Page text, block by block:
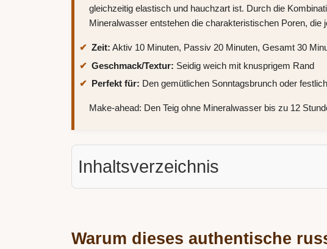
gleichzeitig elastisch und hauchzart ist. Durch die
Mineralwasser entstehen die charakteristischen Poren, die
Zeit: Aktiv 10 Minuten, Passiv 20 Minuten, Gesamt 30
Geschmack/Textur: Seidig weich mit knusprigem Rand
Perfekt für: Den gemütlichen Sonntagsbrunch oder
Make-ahead: Den Teig ohne Mineralwasser bis zu 12
Inhaltsverzeichnis
Warum dieses authentische